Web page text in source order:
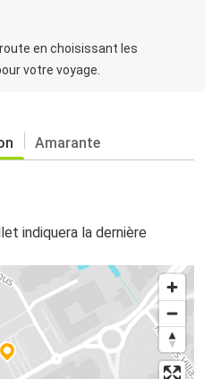
en choisissant les
votre voyage.
Amarante
indiquera la dernière